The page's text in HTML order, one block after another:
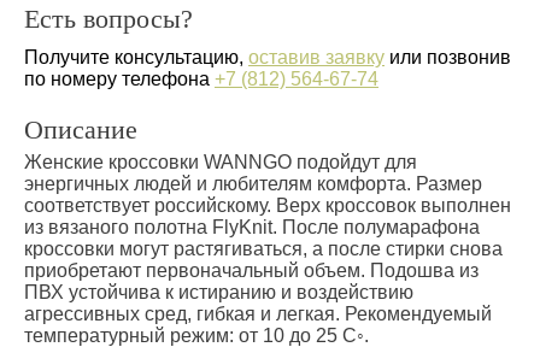
Есть вопросы?
Получите консультацию, оставив заявку или позвонив
по номеру телефона +7 (812) 564-67-74
Описание
Женские кроссовки WANNGO подойдут для
энергичных людей и любителям комфорта. Размер
соответствует российскому. Верх кроссовок выполнен
из вязаного полотна FlyKnit. После полумарафона
кроссовки могут растягиваться, а после стирки снова
приобретают первоначальный объем. Подошва из
ПВХ устойчива к истиранию и воздействию
агрессивных сред, гибкая и легкая. Рекомендуемый
температурный режим: от 10 до 25 С◦.